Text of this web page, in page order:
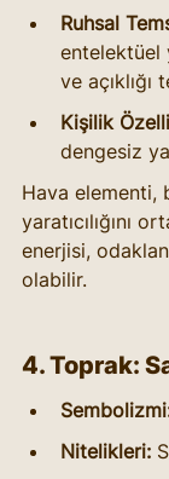
Ruhsal
entelektüel
ve açıklığı
Kişilik
dengesiz
Hava elementi,
yaratıcılığını
enerjisi,
olabilir.
4. Toprak:
Nitelikleri: